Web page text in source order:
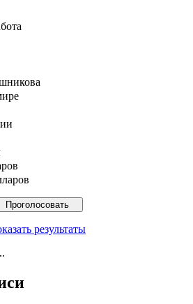
результаты